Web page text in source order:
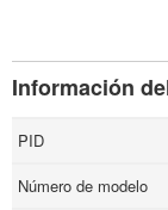
Información
PID
Número de modelo